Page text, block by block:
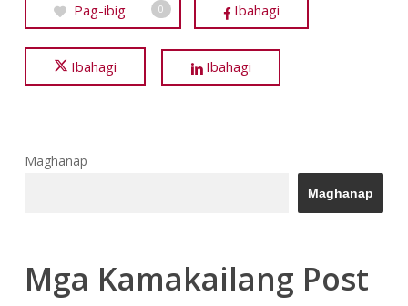
Pag-ibig 0 Ibahagi
Ibahagi Ibahagi
Maghanap
Maghanap
Mga Kamakailang Post